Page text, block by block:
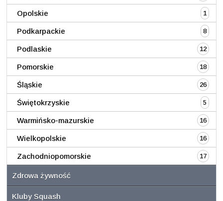
Opolskie 1
Podkarpackie 8
Podlaskie 12
Pomorskie 18
Śląskie 26
Świętokrzyskie 5
Warmińsko-mazurskie 16
Wielkopolskie 16
Zachodniopomorskie 17
Zdrowa żywność
Kluby Squash